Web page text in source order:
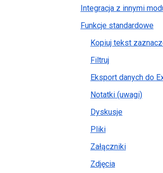
Integracja z innymi
Funkcje standardowe
Kopiuj tekst
Filtruj
Eksport danych do
Notatki (uwagi)
Dyskusje
Pliki
Załączniki
Zdjęcia